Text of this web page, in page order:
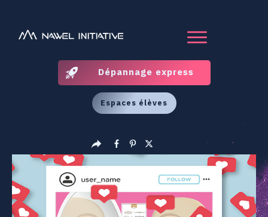
Dépannage express
Espaces élèves